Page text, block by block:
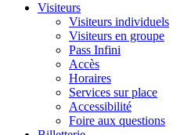
Visiteurs
Visiteurs individuels
Visiteurs en groupe
Pass Infini
Accès
Horaires
Services sur place
Accessibilité
Foire aux questions